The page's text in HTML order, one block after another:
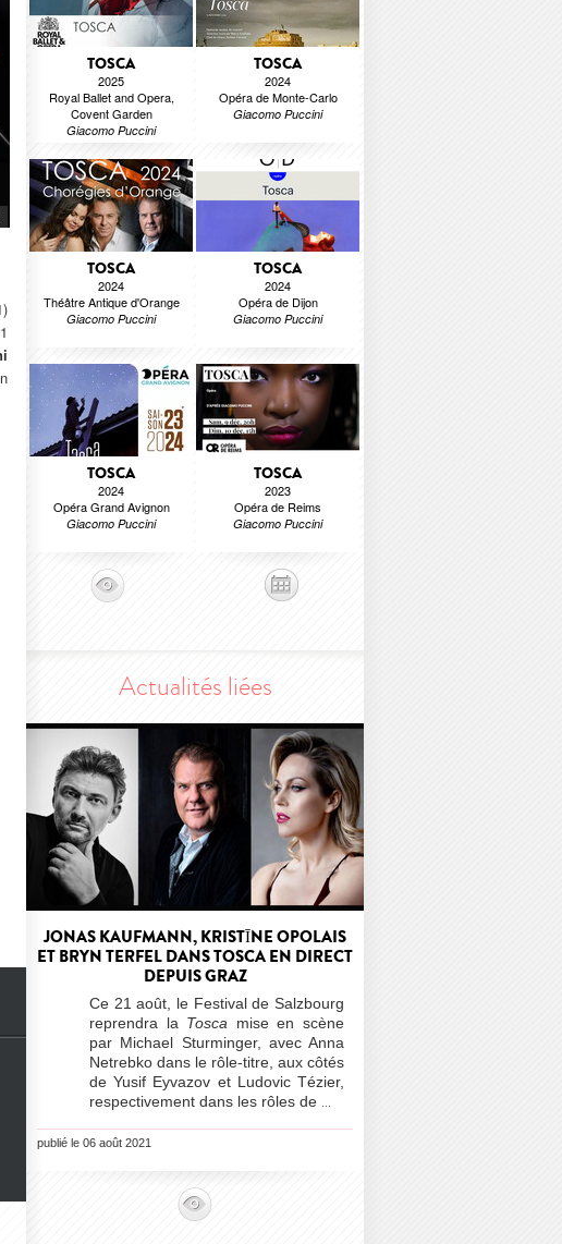
TOSCA
2025
Royal Ballet and Opera,
Covent Garden
Giacomo Puccini
TOSCA
2024
Opéra de Monte-Carlo
Giacomo Puccini
TOSCA
2024
Théâtre Antique d'Orange
Giacomo Puccini
TOSCA
2024
Opéra de Dijon
Giacomo Puccini
TOSCA
2024
Opéra Grand Avignon
Giacomo Puccini
TOSCA
2023
Opéra de Reims
Giacomo Puccini
Actualités liées
JONAS KAUFMANN, KRISTĪNE OPOLAIS
ET BRYN TERFEL DANS TOSCA EN DIRECT
DEPUIS GRAZ
Ce 21 août, le Festival de Salzbourg
reprendra la Tosca mise en scène
par Michael Sturminger, avec Anna
Netrebko dans le rôle-titre, aux côtés
deYusif Eyvazov et Ludovic Tézier,
respectivement dans les rôles de …
publié le 06 août 2021